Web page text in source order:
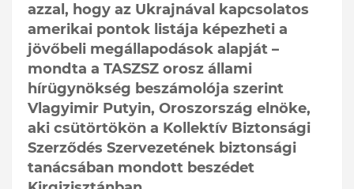
azzal, hogy az Ukrajnával kapcsolatos
amerikai pontok listája képezheti a
jövőbeli megállapodások alapját –
mondta a TASZSZ orosz állami
hírügynökség beszámolója szerint
Vlagyimir Putyin, Oroszország elnöke,
aki csütörtökön a Kollektív Biztonsági
Szerződés Szervezetének biztonsági
tanácsában mondott beszédet